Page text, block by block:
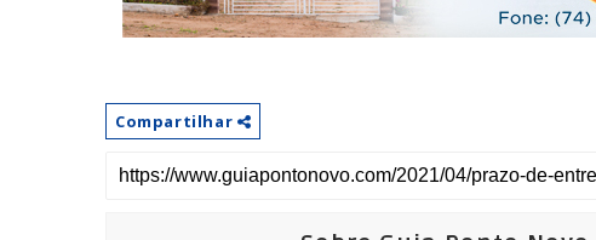
Compartilhar